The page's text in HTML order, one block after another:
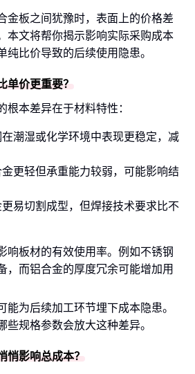
金板之间犹豫时，表面上的价格差
本文将帮你揭示影响实际采购成本
纯比价导致的后续使用隐患。
单价更重要？
根本差异在于材料特性：
潮湿或化学环境中表现更稳定，减
更轻但承重能力较弱，可能影响结
易切割成型，但焊接技术要求比不
响板材的有效使用率。例如不锈钢
，而铝合金的厚度冗余可能增加用
能为后续加工环节埋下成本隐患。
些规格参数会放大这种差异。
悄影响总成本？